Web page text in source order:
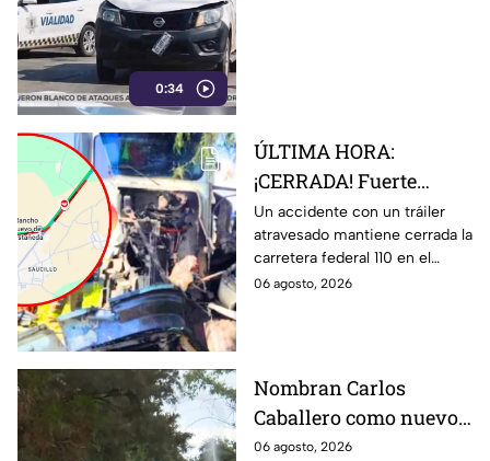
0:34
ÚLTIMA HORA:
¡CERRADA! Fuerte
accidente desata
movilización en
carretera de
Guanajuato HOY
Un accidente con un tráiler
atravesado mantiene cerrada la
carretera federal 110 en el
tramo Abasolo-Irapuato. El
06 agosto, 2026
Nombran Carlos
Caballero como nuevo
presidente del
06 agosto, 2026